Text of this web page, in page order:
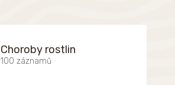
Choroby rostlin
100 záznamů